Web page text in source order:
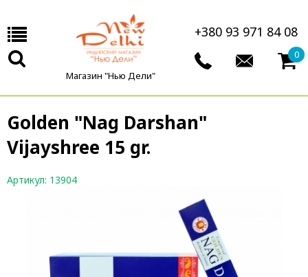
Магазин "Нью Дели"
+380 93 971 84 08
0
Golden "Nag Darshan"
Vijayshree 15 gr.
Артикул: 13904